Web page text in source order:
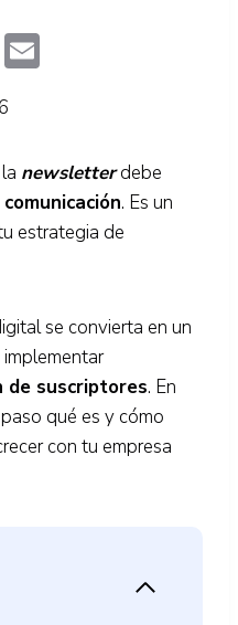
C
y l
newsletterdebe
. Es un
estrategia de
se convierta en un
de suscriptores. En
qué es y cómo
con tu empresa